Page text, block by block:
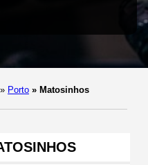
» Porto » Matosinhos